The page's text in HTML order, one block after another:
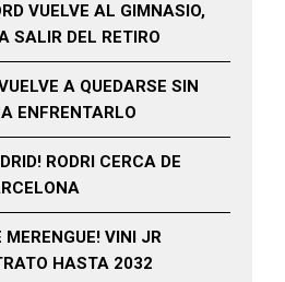
VUELVE AL GIMNASIO,
SALIR DEL RETIRO
A QUEDARSE SIN
ENFRENTARLO
RODRI CERCA DE
MERENGUE! VINI JR
HASTA 2032